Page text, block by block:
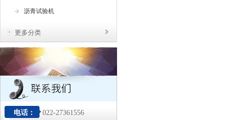
沥青试验机
更多分类
电话： 022-27361556